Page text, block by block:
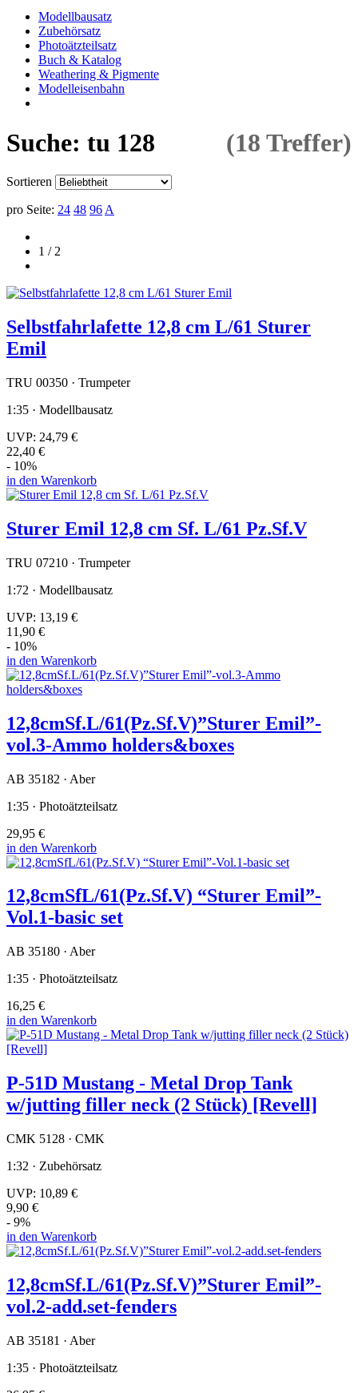
Modellbausatz
Zubehörsatz
Photoätzteilsatz
Buch & Katalog
Weathering & Pigmente
Modelleisenbahn
Suche: tu 128 (18 Treffer)
Sortieren
pro Seite: 24 48 96 A
1 / 2
Selbstfahrlafette 12,8 cm L/61 Sturer
Emil
TRU 00350 · Trumpeter
1:35 · Modellbausatz
UVP: 24,79 €
22,40 €
- 10%
in den Warenkorb
Sturer Emil 12,8 cm Sf. L/61 Pz.Sf.V
TRU 07210 · Trumpeter
1:72 · Modellbausatz
UVP: 13,19 €
11,90 €
- 10%
in den Warenkorb
12,8cmSf.L/61(Pz.Sf.V)”Sturer Emil”-
vol.3-Ammo holders&boxes
AB 35182 · Aber
1:35 · Photoätzteilsatz
29,95 €
in den Warenkorb
12,8cmSfL/61(Pz.Sf.V) “Sturer Emil”-
Vol.1-basic set
AB 35180 · Aber
1:35 · Photoätzteilsatz
16,25 €
in den Warenkorb
P-51D Mustang - Metal Drop Tank
w/jutting filler neck (2 Stück) [Revell]
CMK 5128 · CMK
1:32 · Zubehörsatz
UVP: 10,89 €
9,90 €
- 9%
in den Warenkorb
12,8cmSf.L/61(Pz.Sf.V)”Sturer Emil”-
vol.2-add.set-fenders
AB 35181 · Aber
1:35 · Photoätzteilsatz